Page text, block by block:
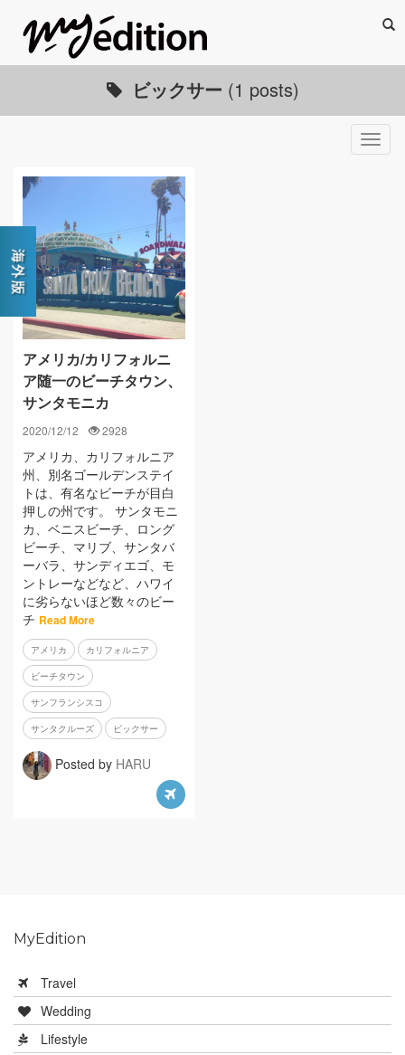
ビックサー (1 posts)
アメリカ/カリフォルニ
ア随一のビーチタウン、
サンタモニカ
2020/12/12 2928
アメリカ、カリフォルニア
州、別名ゴールデンステイ
トは、有名なビーチが目白
押しの州です。 サンタモニ
カ、ベニスビーチ、ロング
ビーチ、マリブ、サンタバ
ーバラ、サンディエゴ、モ
ントレーなどなど、ハワイ
に劣らないほど数々のビー
チ Read More
アメリカ カリフォルニア
ビーチタウン
サンフランシスコ
サンタクルーズ ビックサー
Posted by HARU
MyEdition
Travel
Wedding
Lifestyle